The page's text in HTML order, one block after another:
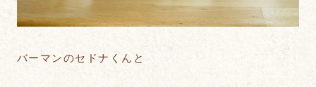
バーマンのセドナくんと